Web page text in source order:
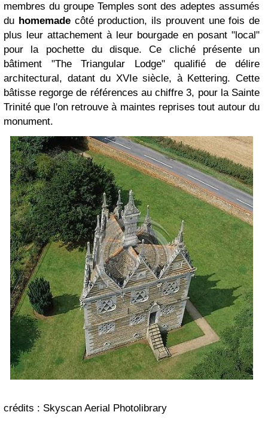
membres du groupe Temples sont des adeptes assumés
du homemadecôté production, ils prouvent une fois de
plus leur attachement à leur bourgade en posant "local"
pour la pochette du disque. Ce cliché présente un
bâtiment "The Triangular Lodge" qualifié de délire
architectural, datant du XVIe siècle, à Kettering. Cette
bâtisse regorge de références au chiffre 3, pour la Sainte
Trinité que l'on retrouve à maintes reprises tout autour du
monument.
crédits : Skyscan Aerial Photolibrary